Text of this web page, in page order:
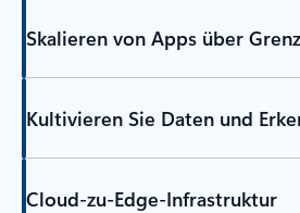
Skalieren von Apps über
Kultivieren Sie Daten und
Cloud-zu-Edge-Infrastruktur